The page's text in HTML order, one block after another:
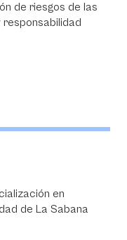
de riesgos de las
en
de La Sabana